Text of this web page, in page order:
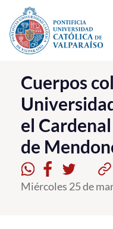
Click acá para ir
La Universidad
Investigación,
PUCV Internacional
Vinculación con el
Admisión
Cuerpos
el
de
Miércoles 25 de